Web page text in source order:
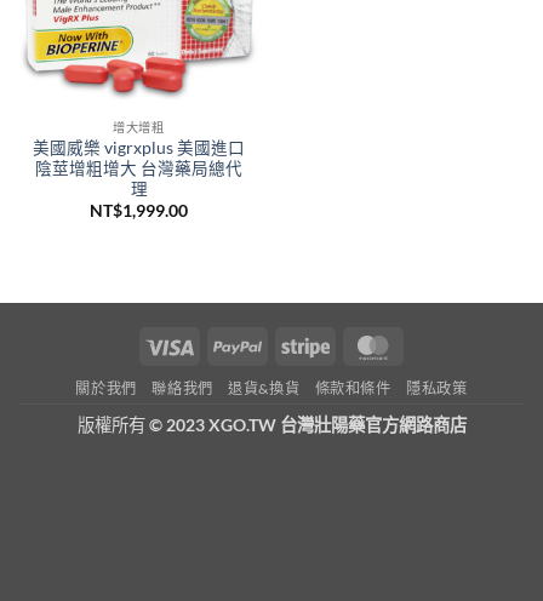
增大增粗
美國威樂 vigrxplus 美國進口
陰莖增粗增大 台灣藥局總代
理
NT$1,999.00
Visa PayPal Stripe
關於我們 聯絡我們 退貨&換貨 條款和條件 隱私政策
版權所有© 2023 XGO.TW 台灣壯陽藥官方網路商店